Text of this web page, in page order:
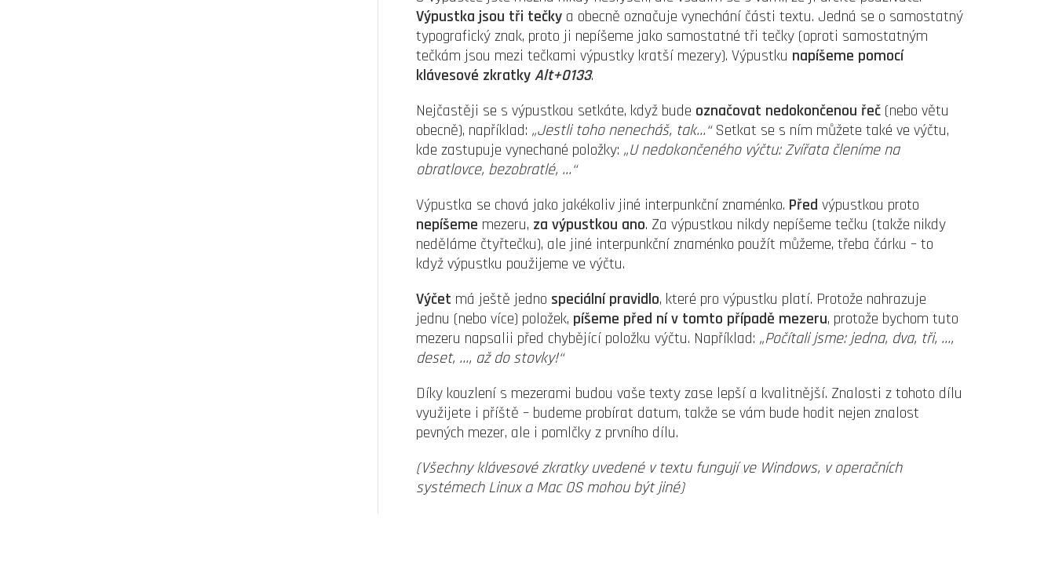
Výpustka jsou tři tečky a obecně označuje vynechání části textu. Jedná se o samostatný
typografický znak, proto ji nepíšeme jako samostatné tři tečky (oproti samostatným
tečkám jsou mezi tečkami výpustky kratší mezery). Výpustku napíšeme pomocí
klávesové zkratkyAlt+0133.
Nejčastěji se s výpustkou setkáte, když bude označovat nedokončenou řeč (nebo větu
obecně), například: „Jestli toho nenecháš, tak…“Setkat se s ním můžete také ve výčtu,
kde zastupuje vynechané položky: „U nedokončeného výčtu: Zvířata členíme na
obratlovce, bezobratlé, …“
Výpustka se chová jako jakékoliv jiné interpunkční znaménko. Před výpustkou proto
nepíšeme mezeru, za výpustkou ano. Za výpustkou nikdy nepíšeme tečku (takže nikdy
neděláme čtyřtečku), ale jiné interpunkční znaménko použít můžeme, třeba čárku – to
když výpustku použijeme ve výčtu.
Výčet má ještě jedno speciální pravidlo, které pro výpustku platí. Protože nahrazuje
jednu (nebo více) položek, píšeme před ní v tomto případě mezeru, protože bychom tuto
mezeru napsalii před chybějící položku výčtu. Například: „Počítali jsme: jedna, dva, tři, …,
deset, …, až do stovky!“
Díky kouzlení s mezerami budou vaše texty zase lepší a kvalitnější. Znalosti z tohoto dílu
využijete i příště – budeme probírat datum, takže se vám bude hodit nejen znalost
pevných mezer, ale i pomlčky z prvního dílu.
(Všechny klávesové zkratky uvedené v textu fungují ve Windows, v operačních
systémech Linux a Mac OS mohou být jiné)